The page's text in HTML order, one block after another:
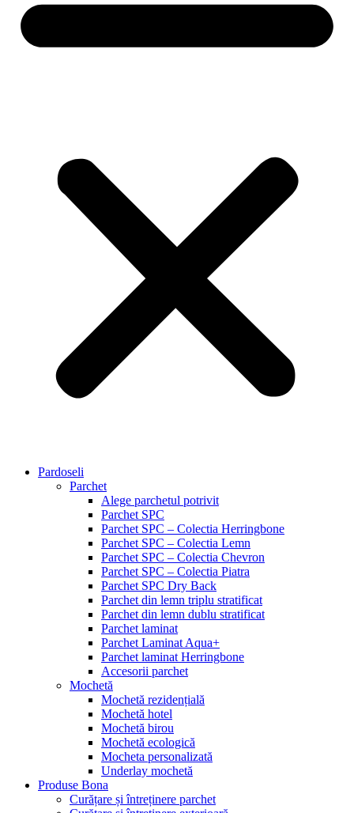
Pardoseli
Parchet
Alege parchetul potrivit
Parchet SPC
Parchet SPC – Colectia Herringbone
Parchet SPC – Colectia Lemn
Parchet SPC – Colectia Chevron
Parchet SPC – Colectia Piatra
Parchet SPC Dry Back
Parchet din lemn triplu stratificat
Parchet din lemn dublu stratificat
Parchet laminat
Parchet Laminat Aqua+
Parchet laminat Herringbone
Accesorii parchet
Mochetă
Mochetă rezidențială
Mochetă hotel
Mochetă birou
Mochetă ecologică
Mocheta personalizată
Underlay mochetă
Produse Bona
Curățare și întreținere parchet